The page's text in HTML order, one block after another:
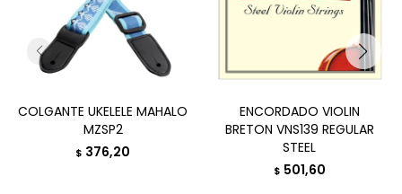
COLGANTE UKELELE MAHALO
MZSP2
$ 376,20
ENCORDADO VIOLIN
BRETON VNS139 REGULAR
STEEL
$ 501,60